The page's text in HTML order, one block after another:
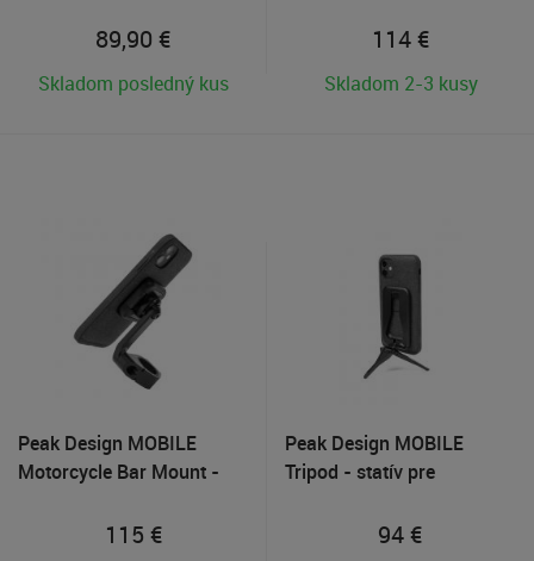
nabíjaním telefónu
89,90 €
Skladom posledný kus
114 €
Skladom 2-3 kusy
Peak Design MOBILE
Motorcycle Bar Mount -
115 €
Peak Design MOBILE
Tripod - statív pre
94€